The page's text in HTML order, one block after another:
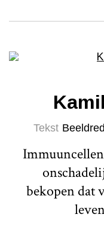
Tekst
bekopen dat